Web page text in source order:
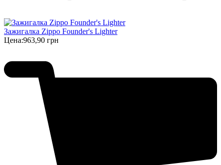
Зажигалка Zippo Founder's Lighter
Цена:963,90 грн